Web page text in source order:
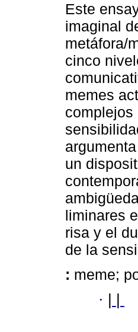
Este
imaginal
metáfora/
cinco
memes
complejos
un
liminares
risa y el
de la
: meme;
·